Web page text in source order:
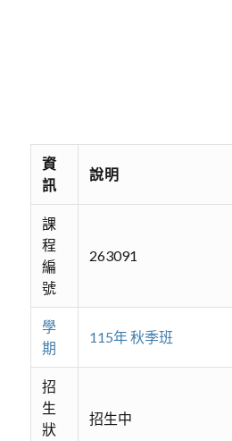
資
訊
說明
課
程
編
號
263091
學
期
115年 秋季班
招
生
狀
招生中